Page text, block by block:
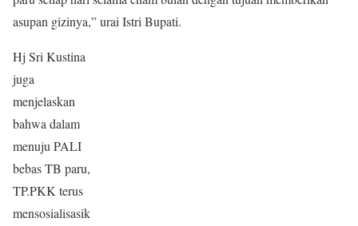
asupan gizinya,” urai Istri Bupati.
Hj Sri Kustina
juga
menjelaskan
bahwa dalam
menuju PALI
bebas TB paru,
TP.PKK terus
mensosialisasik